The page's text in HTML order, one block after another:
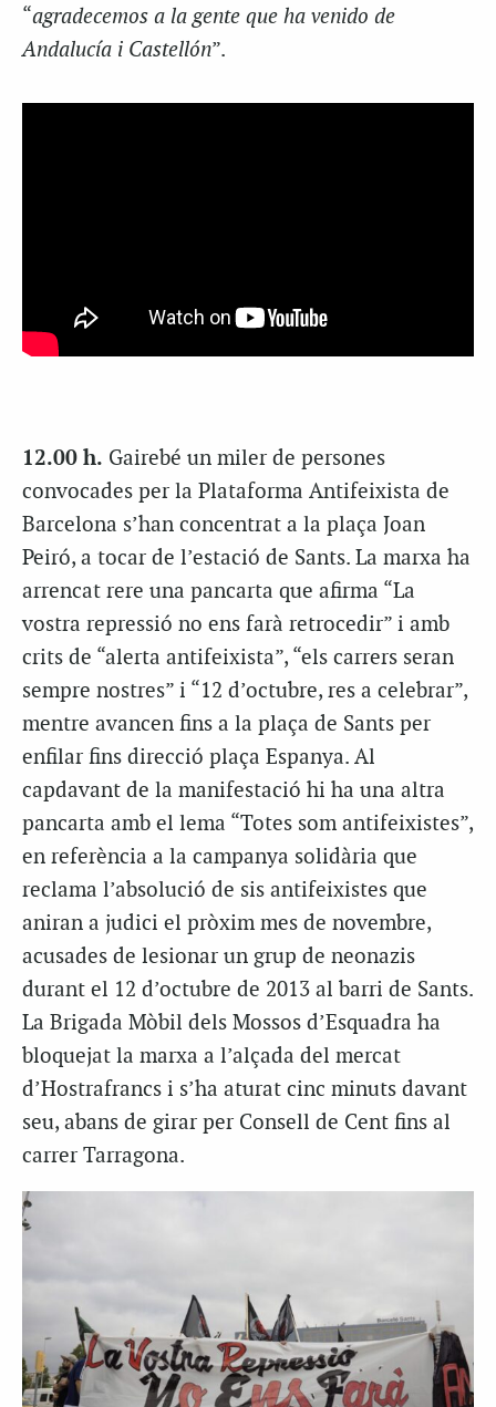
“agradecemos a la gente que ha venido de
Andalucía i Castellón”.
12.00 h. Gairebé un miler de persones
convocades per la Plataforma Antifeixista de
Barcelona s’han concentrat a la plaça Joan
Peiró, a tocar de l’estació de Sants. La marxa ha
arrencat rere una pancarta que afirma “La
vostra repressió no ens farà retrocedir” i amb
crits de “alerta antifeixista”, “els carrers seran
sempre nostres” i “12 d’octubre, res a celebrar”,
mentre avancen fins a la plaça de Sants per
enfilar fins direcció plaça Espanya. Al
capdavant de la manifestació hi ha una altra
pancarta amb el lema “Totes som antifeixistes”,
en referència a la campanya solidària que
reclama l’absolució de sis antifeixistes que
aniran a judici el pròxim mes de novembre,
acusades de lesionar un grup de neonazis
durant el 12 d’octubre de 2013 al barri de Sants.
La Brigada Mòbil dels Mossos d’Esquadra ha
bloquejat la marxa a l’alçada del mercat
d’Hostrafrancs i s’ha aturat cinc minuts davant
seu, abans de girar per Consell de Cent fins al
carrer Tarragona.